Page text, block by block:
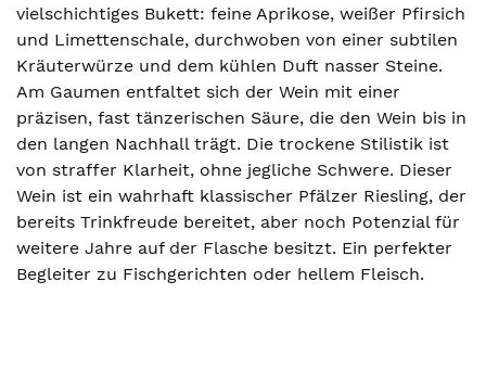
vielschichtiges Bukett: feine Aprikose, weißer Pfirsich
und Limettenschale, durchwoben von einer subtilen
Kräuterwürze und dem kühlen Duft nasser Steine.
Am Gaumen entfaltet sich der Wein mit einer
präzisen, fast tänzerischen Säure, die den Wein bis in
den langen Nachhall trägt. Die trockene Stilistik ist
von straffer Klarheit, ohne jegliche Schwere. Dieser
Wein ist ein wahrhaft klassischer Pfälzer Riesling, der
bereits Trinkfreude bereitet, aber noch Potenzial für
weitere Jahre auf der Flasche besitzt. Ein perfekter
Begleiter zu Fischgerichten oder hellem Fleisch.